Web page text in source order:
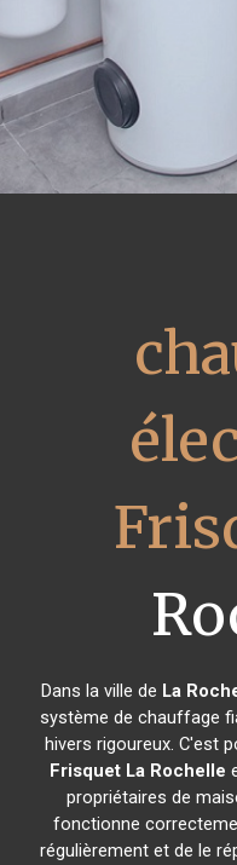
Dans la ville de La
système de chauffage
hivers rigoureux. C'est
Frisquet La Rochelle
propriétaires de
fonctionne
régulièrement et de le